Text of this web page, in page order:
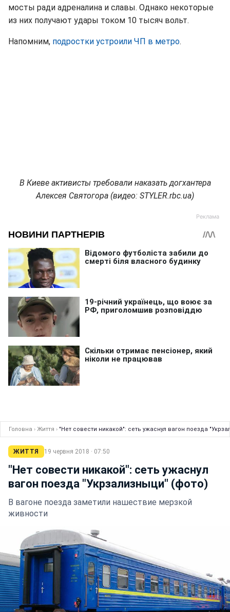
мосты ради адреналина и славы. Однако некоторые
из них получают удары током 10 тысяч вольт.
Напомним, подростки устроили ЧП в метро.
В Киеве активисты требовали наказать догхантера
Алексея Святогора (видео: STYLER.rbc.ua)
Головна › Життя › "Нет совести никакой": сеть ужаснул вагон поезда
ЖИТТЯ 19 червня 2018 · 07:50
"Нет совести никакой": сеть ужаснул
вагон поезда "Укрзализныци" (фото)
В вагоне поезда заметили нашествие мерзкой
живности